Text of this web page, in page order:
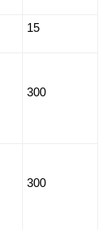
15
300
300